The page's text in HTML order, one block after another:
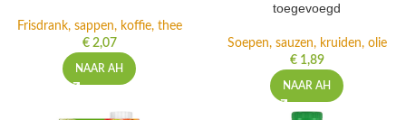
Frisdrank, sappen, koffie, thee
€2,07
NAAR AH
toegevoegd
Soepen, sauzen, kruiden, olie
€1,89
NAAR AH